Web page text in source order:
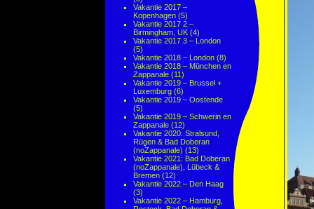
Vakantie 2017 –
Kopenhagen (5)
Vakantie 2017 2 –
Birmingham, UK (4)
Vakantie 2017 3 – London
(5)
Vakantie 2018 – London (8)
Vakantie 2018 – München en
Zappanale (11)
Vakantie 2019 – Brussel +
Luxemburg (6)
Vakantie 2019 – Oostende
(5)
Vakantie 2019 – Schwerin en
Zappanale (12)
Vakantie 2020: Stralsund,
Rügen & Bad Doberan
(noZappanale) (13)
Vakantie 2021: Bad Doberan
(noZappanale), Lübeck &
Bremen (12)
Vakantie 2022 – Den Haag
(3)
Vakantie 2022 – Hamburg,